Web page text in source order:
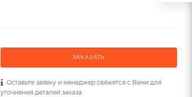
ЗАКАЗАТЬ
Оставьте заявку и менеджер свяжется с Вами для
уточнения деталей заказа.